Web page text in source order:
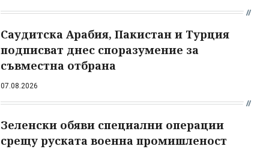
Саудитска Арабия, Пакистан и Турция
подписват днес споразумение за
съвместна отбрана
07.08.2026
Зеленски обяви специални операции
срещу руската военна промишленост